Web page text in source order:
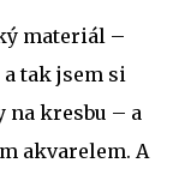
materiál –
a tak jsem si
kresbu – a
akvarelem. A